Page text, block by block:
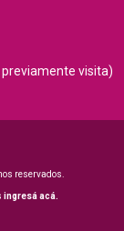
visita)
reservados.
ingresá acá.